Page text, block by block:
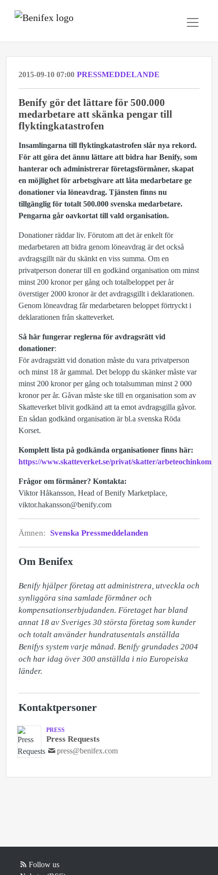
2015-09-10 07:00 PRESSMEDDELANDE
Benify gör det lättare för 500.000
medarbetare att skänka pengar till
flyktingkatastrofen
Insamlingarna till flyktingkatastrofen slår nya rekord.
För att göra det ännu lättare att bidra har Benify, som
hanterar och administrerar företagsförmåner, skapat
en möjlighet för arbetsgivare att låta medarbetare ge
donationer via löneavdrag. Tjänsten finns nu
tillgänglig för totalt 500.000 svenska medarbetare.
Pengarna går oavkortat till vald organisation.
Donationer räddar liv. Förutom att det är enkelt för
medarbetaren att bidra genom löneavdrag är det också
avdragsgillt när du skänkt en viss summa. Om en
privatperson donerar till en godkänd organisation om minst
minst 200 kronor per gång och totalbeloppet per år
överstiger 2000 kronor är det avdragsgillt i deklarationen.
Genom löneavdrag får medarbetaren beloppet förtryckt i
deklarationen från skatteverket.
Så här fungerar reglerna för avdragsrätt vid
donationer:
För avdragsrätt vid donation måste du vara privatperson
och minst 18 år gammal. Det belopp du skänker måste var
minst 200 kronor per gång och totalsumman minst 2 000
kronor per år. Gåvan måste ske till en organisation som av
Skatteverket blivit godkänd att ta emot avdragsgilla gåvor.
En sådan godkänd organisation är bl.a svenska Röda
Korset.
Komplett lista på godkända organisationer finns här:
https://www.skatteverket.se/privat/skatter/
Frågor om förmåner? Kontakta:
Viktor Håkansson, Head of Benify Marketplace,
viktor.hakansson@benify.com
Ämnen: Svenska Pressmeddelanden
Om Benifex
Benify hjälper företag att administrera, utveckla och
synliggöra sina samlade förmåner och
kompensationserbjudanden. Företaget har bland
annat 18 av Sveriges 30 största företag som kunder
och totalt använder hundratusentals anställda
Benifys system varje månad. Benify grundades 2004
och har idag över 300 anställda i nio Europeiska
länder.
Kontaktpersoner
PRESS
Press Requests
press@benifex.com
Follow us